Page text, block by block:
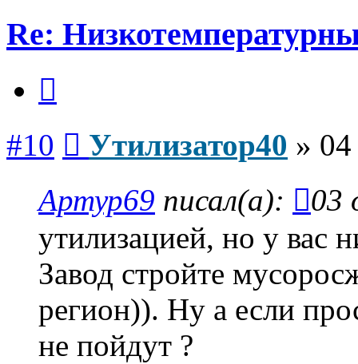
Re:
#10 Утилизатор40 »
Артур69 писал(а):
03
утилизацией, но у вас
Завод стройте
регион)). Ну а если
не пойдут ?